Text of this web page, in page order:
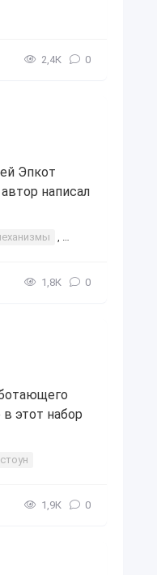
2,4К 0
Эпкот
написал
1,8К 0
этот набор
1,9К 0